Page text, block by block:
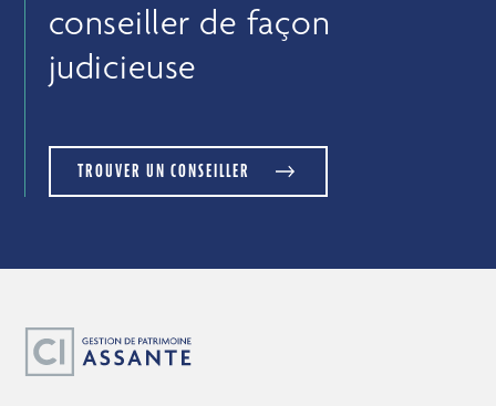
conseiller de façon
judicieuse
TROUVER UN CONSEILLER